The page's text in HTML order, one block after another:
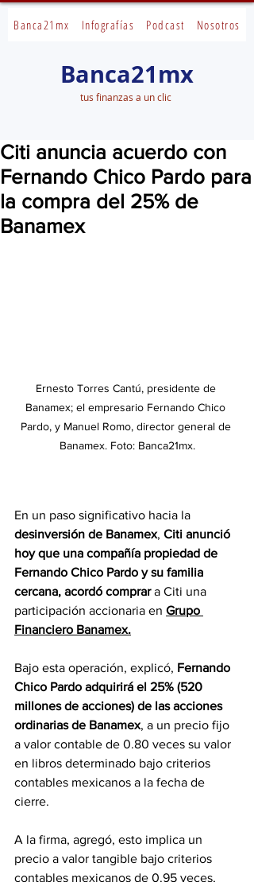
Banca21mx Infografías Podcast Nosotros
Banca21mx
tus finanzas a un clic
Citi anuncia acuerdo con
Fernando Chico Pardo para
la compra del 25% de
Banamex
Ernesto Torres Cantú, presidente de
Banamex; el empresario Fernando Chico
Pardo, y Manuel Romo, director general de
Banamex. Foto: Banca21mx.
En un paso significativo hacia la
desinversión de Banamex, Citi anunció
hoy que una compañía propiedad de
Fernando Chico Pardo y su familia
cercana, acordó comprar a Citi una
participación accionaria en Grupo
Financiero Banamex.
Bajo esta operación, explicó, Fernando
Chico Pardo adquirirá el 25% (520
millones de acciones) de las acciones
ordinarias de Banamex, a un precio fijo
a valor contable de 0.80 veces su valor
en libros determinado bajo criterios
contables mexicanos a la fecha de
cierre.
A la firma, agregó, esto implica un
precio a valor tangible bajo criterios
contables mexicanos de 0.95 veces,